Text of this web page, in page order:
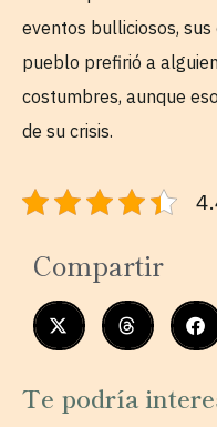
eventos bulliciosos, sus
pueblo prefirió a
costumbres, aunque
de su crisis.
Compartir
Te podría